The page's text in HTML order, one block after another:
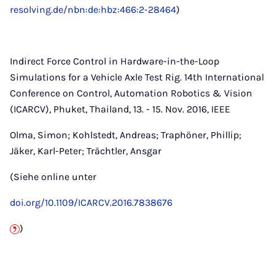
resolving.de/nbn:de:hbz:466:2-28464)
Indirect Force Control in Hardware-in-the-Loop
Simulations for a Vehicle Axle Test Rig. 14th International
Conference on Control, Automation Robotics & Vision
(ICARCV), Phuket, Thailand, 13. - 15. Nov. 2016, IEEE
Olma, Simon; Kohlstedt, Andreas; Traphöner, Phillip;
Jäker, Karl-Peter; Trächtler, Ansgar
(Siehe online unter
doi.org/10.1109/ICARCV.2016.7838676
)